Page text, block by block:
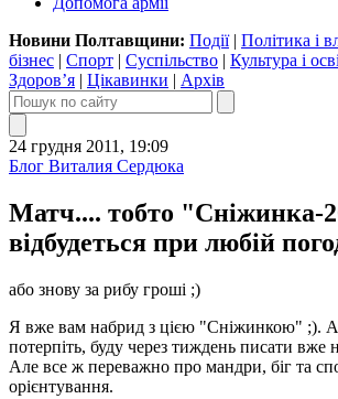
Новини Полтавщини: Події| Політика і
бізнес | Спорт | Суспільство | Культура і
Здоров’я | Цікавинки | Архів
24 грудня 2011, 19:09
Блог Виталия Сердюка
Матч.... тобто "Сніжинка-
відбудеться при любій
або знову за рибу гроші ;)
Я вже вам набрид з цією "Сніжинкою" ;).
потерпіть, буду через тиждень писати вже
Але все ж переважно про мандри, біг та
орієнтування.